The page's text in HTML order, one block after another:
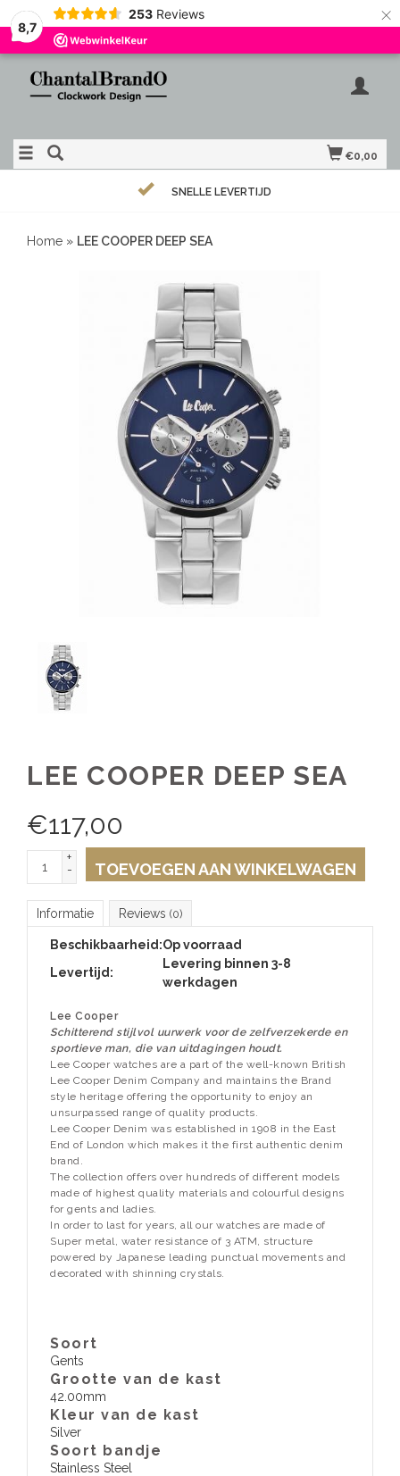
8,7
253 Reviews ×
€0,00
SNELLE LEVERTIJD
Home » LEE COOPER DEEP SEA
LEE COOPER DEEP SEA
€117,00
+
-
TOEVOEGEN AAN WINKELWAGEN
Informatie Reviews (0)
Beschikbaarheid:Op voorraad
Levertijd:
Levering binnen 3-8
werkdagen
Lee Cooper
Schitterend stijlvol uurwerk voor de zelfverzekerde en
sportieve man, die van uitdagingen houdt.
Lee Cooper watches are a part of the well-known British
Lee Cooper Denim Company and maintains the Brand
style heritage offering the opportunity to enjoy an
unsurpassed range of quality products.
Lee Cooper Denim was established in 1908 in the East
End of London which makes it the first authentic denim
brand.
The collection offers over hundreds of different models
made of highest quality materials and colourful designs
for gents and ladies.
In order to last for years, all our watches are made of
Super metal, water resistance of 3 ATM, structure
powered by Japanese leading punctual movements and
decorated with shinning crystals.
Soort
Gents
Grootte van de kast
42.00mm
Kleur van de kast
Silver
Soort bandje
Stainless Steel